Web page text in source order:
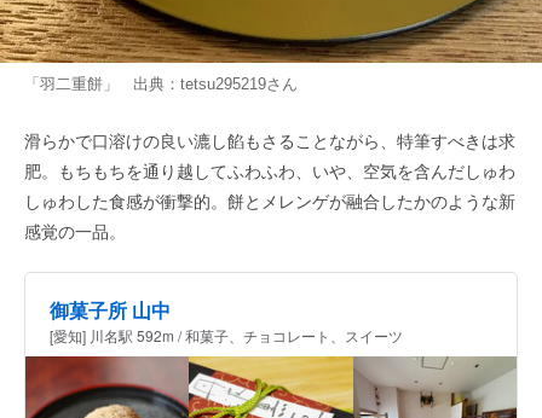
「羽二重餅」 出典： tetsu295219さん
滑らかで口溶けの良い漉し餡もさることながら、特筆すべきは求
肥。もちもちを通り越してふわふわ、いや、空気を含んだしゅわ
しゅわした食感が衝撃的。餅とメレンゲが融合したかのような新
感覚の一品。
御菓子所 山中
[愛知] 川名駅 592m / 和菓子、チョコレート、スイーツ